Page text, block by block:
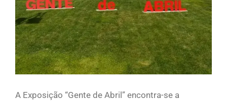
A Exposição “Gente de Abril” encontra-se a